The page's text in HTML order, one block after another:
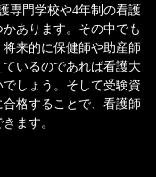
専門学校や4年制の看護
あります。その中でも
来的に保健師や助産師
いるのであれば看護大
しょう。そして受験資
格することで、看護師
ます。